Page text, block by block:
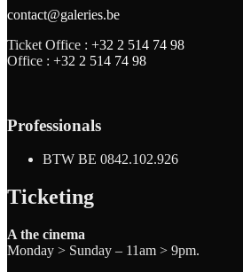
contact@galeries.be
Ticket Office : +32 2 514 74 98
Office : +32 2 514 74 98
Professionals
BTW BE 0842.102.926
Ticketing
A the cinema
Monday > Sunday – 11am > 9pm.